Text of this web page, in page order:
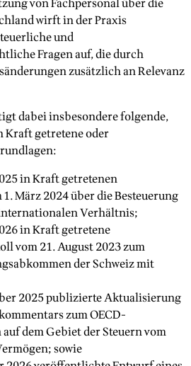
von Fachpersonal über die
wirft in der Praxis
und
Fragen auf, die durch
zusätzlich an Relevanz
dabei insbesondere folgende,
Kraft getretene oder
in Kraft getretenen
März 2024 über die Besteuerung
Verhältnis;
in Kraft getretene
vom 21. August 2023 zum
der Schweiz mit
2025 publizierte Aktualisierung
zum OECD-
dem Gebiet der Steuern vom
sowie